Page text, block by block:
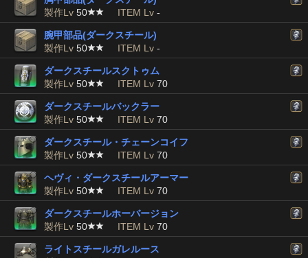
製作Lv 50 ITEM Lv -
腕甲部品(ダークスチール)
製作Lv 50 ITEM Lv -
ダークスチールスクトゥム
製作Lv 50 ITEM Lv 70
ダークスチールバックラー
製作Lv 50 ITEM Lv 70
ダークスチール・チェーンコイフ
製作Lv 50 ITEM Lv 70
ヘヴィ・ダークスチールアーマー
製作Lv 50 ITEM Lv 70
ダークスチールホーバージョン
製作Lv 50 ITEM Lv 70
ライトスチールガレルース